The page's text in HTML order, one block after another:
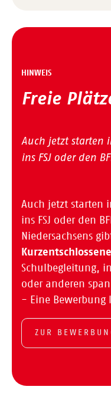
HINWEIS
Freie
Auch jetzt starten
ins FSJ oder den
Auch jetzt starten
ins FSJ oder den
Niedersachsens
Kurzentschlossene
Schulbegleitung,
oder anderen
- Eine Bewerbung
ZUR